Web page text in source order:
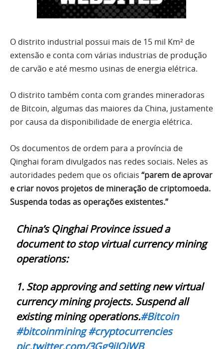
O distrito industrial possui mais de 15 mil Km² de
extensão e conta com várias industrias de produção
de carvão e até mesmo usinas de energia elétrica.
O distrito também conta com grandes mineradoras
de Bitcoin, algumas das maiores da China, justamente
por causa da disponibilidade de energia elétrica.
Os documentos de ordem para a província de
Qinghai foram divulgados nas redes sociais. Neles as
autoridades pedem que os oficiais “parem de aprovar
e criar novos projetos de mineração de criptomoeda.
Suspenda todas as operações existentes.”
China’s Qinghai Province issued a
document to stop virtual currency mining
operations:
1. Stop approving and setting new virtual
currency mining projects. Suspend all
existing mining operations.#Bitcoin
#bitcoinmining #cryptocurrencies
pic.twitter.com/3Gg9jJOjWB